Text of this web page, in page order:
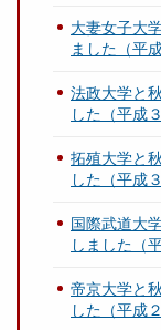
大妻女子大
ました（平
法政大学と
した（平成
拓殖大学と
した（平成
国際武道大
しました（
帝京大学と
した（平成